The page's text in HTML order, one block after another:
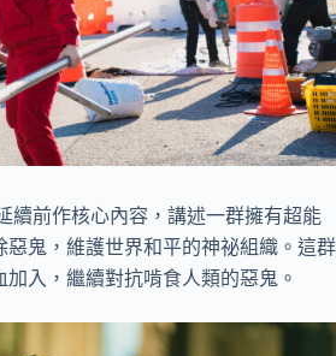
續前作核心內容，講述一群擁有超能
惡鬼，維護世界和平的神祕組織。這群
入，繼續對抗啃食人類的惡鬼。